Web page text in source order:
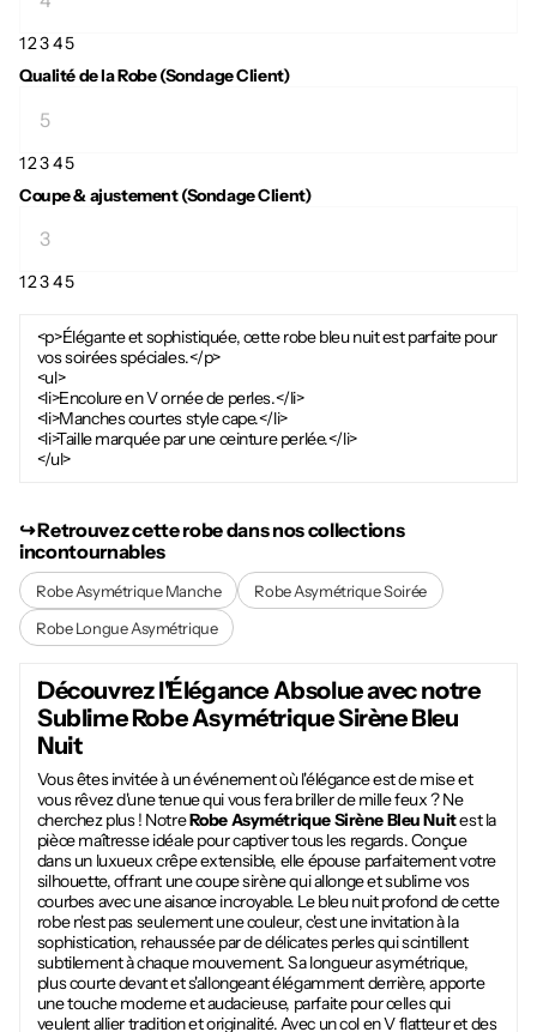
12345
Qualité de la Robe (Sondage Client)
12345
Coupe & ajustement (Sondage Client)
12345
<p>Élégante et sophistiquée, cette robe bleu nuit est parfaite pour
vos soirées spéciales.</p>
<ul>
<li>Encolure en V ornée de perles.</li>
<li>Manches courtes style cape.</li>
<li>Taille marquée par une ceinture perlée.</li>
</ul>
↪︎ Retrouvez cette robe dans nos collections
incontournables
Robe Asymétrique Manche
Robe Asymétrique Soirée
Robe Longue Asymétrique
Découvrez l'Élégance Absolue avec notre
SublimeRobe Asymétrique Sirène Bleu
Nuit
Vous êtes invitée à un événement où l'élégance est de mise et
vous rêvez d'une tenue qui vous fera briller de mille feux ? Ne
cherchez plus ! NotreRobe Asymétrique Sirène Bleu Nuitest la
pièce maîtresse idéale pour captiver tous les regards. Conçue
dans un luxueux crêpe extensible, elle épouse parfaitement votre
silhouette, offrant une coupe sirène qui allonge et sublime vos
courbes avec une aisance incroyable. Le bleu nuit profond de cette
robe n'est pas seulement une couleur, c'est une invitation à la
sophistication, rehaussée par de délicates perles qui scintillent
subtilement à chaque mouvement. Sa longueur asymétrique,
plus courte devant et s'allongeant élégamment derrière, apporte
une touche moderne et audacieuse, parfaite pour celles qui
veulent allier tradition et originalité. Avec un col en V flatteur et des